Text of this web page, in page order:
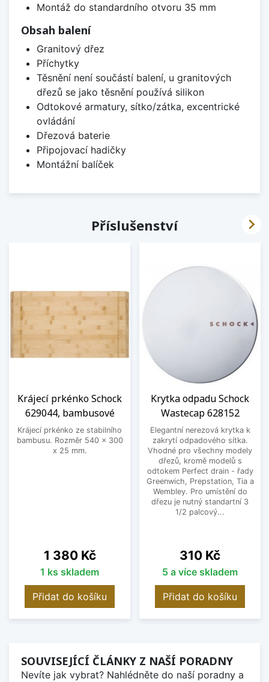
Montáž do standardního otvoru 35 mm
Obsah balení
Granitový dřez
Příchytky
Těsnění není součástí balení, u granitových
dřezů se jako těsnění používá silikon
Odtokové armatury, sítko/zátka, excentrické
ovládání
Dřezová baterie
Připojovací hadičky
Montážní balíček
Příslušenství
Krájecí prkénko Schock
629044, bambusové
Krájecí prkénko ze stabilního
bambusu. Rozměr 540 x 300
x 25 mm.
Cena
1 380 Kč
1 ks skladem
Přidat do košíku
Krytka odpadu Schock
Wastecap 628152
Elegantní nerezová krytka k
zakrytí odpadového sítka.
Vhodné pro všechny modely
dřezů, kromě modelů s
odtokem Perfect drain - řady
Greenwich, Prepstation, Tia a
Wembley. Pro umístění do
dřezu je nutný standartní 3
1/2 palcový...
Cena
310 Kč
5 a více skladem
Přidat do košíku

SOUVISEJÍCÍ ČLÁNKY Z NAŠÍ PORADNY
Nevíte jak vybrat? Nahlédněte do naší poradny a